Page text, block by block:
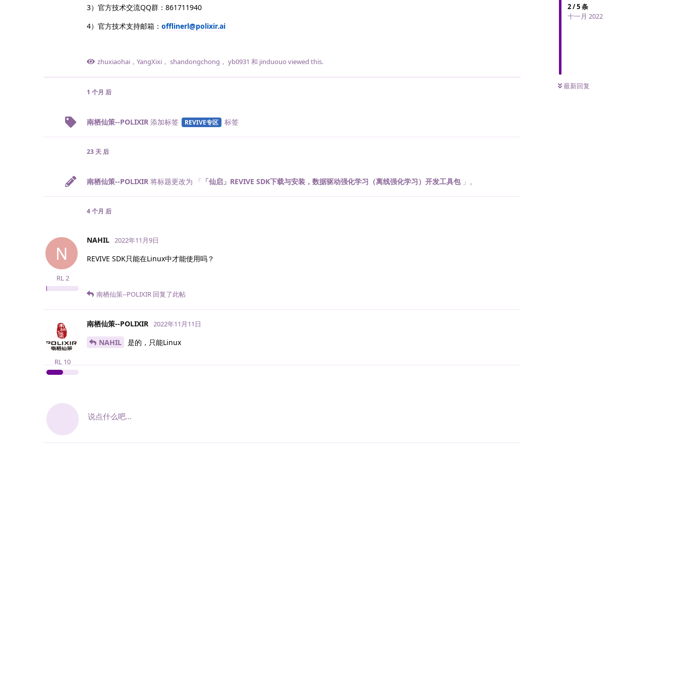
2/5条
十一月 2022
最新回复
3）官方技术交流QQ群：861711940
4）官方技术支持邮箱： offlinerl@polixir.ai
zhuxiaohai ， YangXixi ， shandongchong ， yb0931 和 jinduouo viewed this.
1 个月 后
南栖仙策--POLIXIR 添加标签 REVIVE专区 标签
23 天 后
南栖仙策--POLIXIR 将标题更改为 「 「仙启」REVIVE SDK下载与安装，数据驱动强化学习（离线强化学习）开发工具包 」。
4 个月 后
N
NAHIL
RL2
2022年11月9日
REVIVE SDK只能在Linux中才能使用吗？
南栖仙策--POLIXIR 回复了此帖
南栖仙策--POLIXIR
RL 10
2022年11月11日
NAHIL 是的，只能Linux
说点什么吧...